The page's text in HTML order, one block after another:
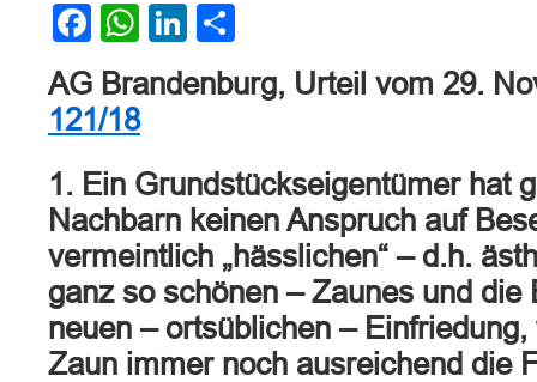
Facebook
WhatsApp
LinkedIn
AG Brandenburg, Urteil vom 29.
121/18
1. Ein Grundstückseigentümer hat
Nachbarn keinen Anspruch auf
vermeintlich „hässlichen“ – d.h.
ganz so schönen – Zaunes und die
neuen – ortsüblichen –
Zaun immer noch ausreichend die